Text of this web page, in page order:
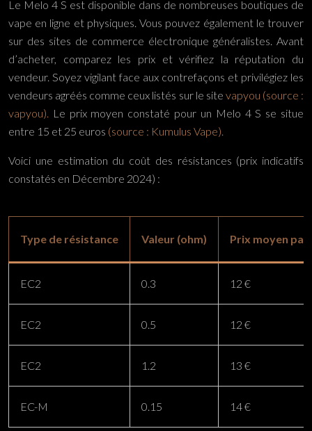
Le Melo 4 S est disponible dans de nombreuses boutiques de
vape en ligne et physiques. Vous pouvez également le trouver
sur des sites de commerce électronique généralistes. Avant
d’acheter, comparez les prix et vérifiez la réputation du
vendeur. Soyez vigilant face aux contrefaçons et privilégiez les
vendeurs agréés comme ceux listés sur le site vapyou (source :
vapyou). Le prix moyen constaté pour un Melo 4 S se situe
entre 15 et 25 euros (source : Kumulus Vape).
Voici une estimation du coût des résistances (prix indicatifs
constatés en Décembre 2024) :
Type de résistance Valeur (ohm) Prix moyen par
EC2 0.3 12 €
EC2 0.5 12 €
EC2 1.2 13 €
EC-M 0.15 14 €